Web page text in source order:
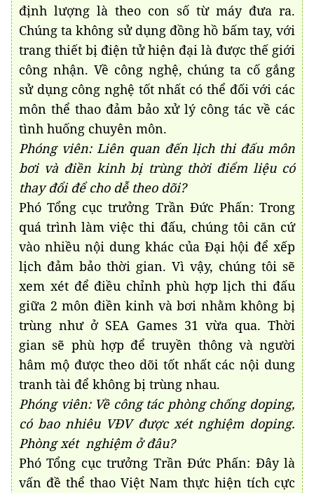
định lượng là theo con số từ máy đưa ra.
Chúng ta không sử dụng đồng hồ bấm tay, với
trang thiết bị điện tử hiện đại là được thế giới
công nhận. Về công nghệ, chúng ta cố gắng
sử dụng công nghệ tốt nhất có thể đối với các
môn thể thao đảm bảo xử lý công tác về các
tình huống chuyên môn.
Phóng viên: Liên quan đến lịch thi đấu môn
bơi và điền kinh bị trùng thời điểm liệu có
thay đổi để cho dễ theo dõi?
Phó Tổng cục trưởng Trần Đức Phấn: Trong
quá trình làm việc thi đấu, chúng tôi căn cứ
vào nhiều nội dung khác của Đại hội để xếp
lịch đảm bảo thời gian. Vì vậy, chúng tôi sẽ
xem xét để điều chỉnh phù hợp lịch thi đấu
giữa 2 môn điền kinh và bơi nhằm không bị
trùng như ở SEA Games 31 vừa qua. Thời
gian sẽ phù hợp để truyền thông và người
hâm mộ được theo dõi tốt nhất các nội dung
tranh tài để không bị trùng nhau.
Phóng viên: Về công tác phòng chống doping,
có bao nhiêu VĐV được xét nghiệm doping.
Phòng xét nghiệm ở đâu?
Phó Tổng cục trưởng Trần Đức Phấn: Đây là
vấn đề thể thao Việt Nam thực hiện tích cực